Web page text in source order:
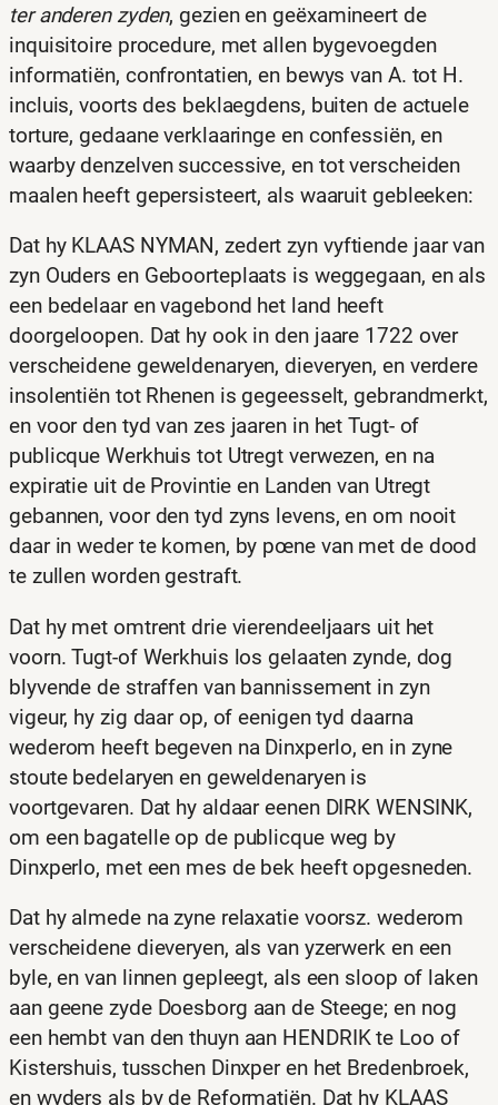
ter anderen zyden, gezien en geëxamineert de
inquisitoire procedure‚ met allen bygevoegden
informatiën, confrontatien, en bewys van A. tot H.
incluis, voorts des beklaegdens, buiten de actuele
torture, gedaane verklaaringe en confessiën, en
waarby denzelven successive, en tot verscheiden
maalen heeft gepersisteert, als waaruit gebleeken:
Dat hy KLAAS NYMAN, zedert zyn vyftiende jaar van
zyn Ouders en Geboorteplaats is weggegaan, en als
een bedelaar en vagebond het land heeft
doorgeloopen. Dat hy ook in den jaare 1722 over
verscheidene geweldenaryen, dieveryen, en verdere
insolentiën tot Rhenen is gegeesselt, gebrandmerkt,
en voor den tyd van zes jaaren in het Tugt- of
publicque Werkhuis tot Utregt verwezen, en na
expiratie uit de Provintie en Landen van Utregt
gebannen, voor den tyd zyns levens, en om nooit
daar in weder te komen, by pœne van met de dood
te zullen worden gestraft.
Dat hy met omtrent drie vierendeeljaars uit het
voorn. Tugt-of Werkhuis los gelaaten zynde, dog
blyvende de straffen van bannissement in zyn
vigeur, hy zig daar op, of eenigen tyd daarna
wederom heeft begeven na Dinxperlo, en in zyne
stoute bedelaryen en geweldenaryen is
voortgevaren. Dat hy aldaar eenen DIRK WENSINK,
om een bagatelle op de publicque weg by
Dinxperlo, met een mes de bek heeft opgesneden.
Dat hy almede na zyne relaxatie voorsz. wederom
verscheidene dieveryen, als van yzerwerk en een
byle, en van linnen gepleegt, als een sloop of laken
aan geene zyde Doesborg aan de Steege; en nog
een hembt van den thuyn aan HENDRIK te Loo of
Kistershuis, tusschen Dinxper en het Bredenbroek,
en wyders als by de Reformatiën. Dat hy KLAAS